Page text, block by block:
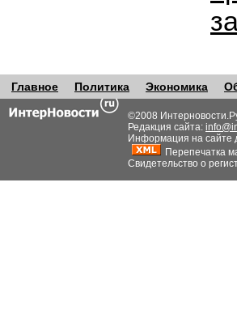
Главное Политика Экономика
©2008
Редакция сайта:
Информация на сайте
Перепечатка
Свидетельство о